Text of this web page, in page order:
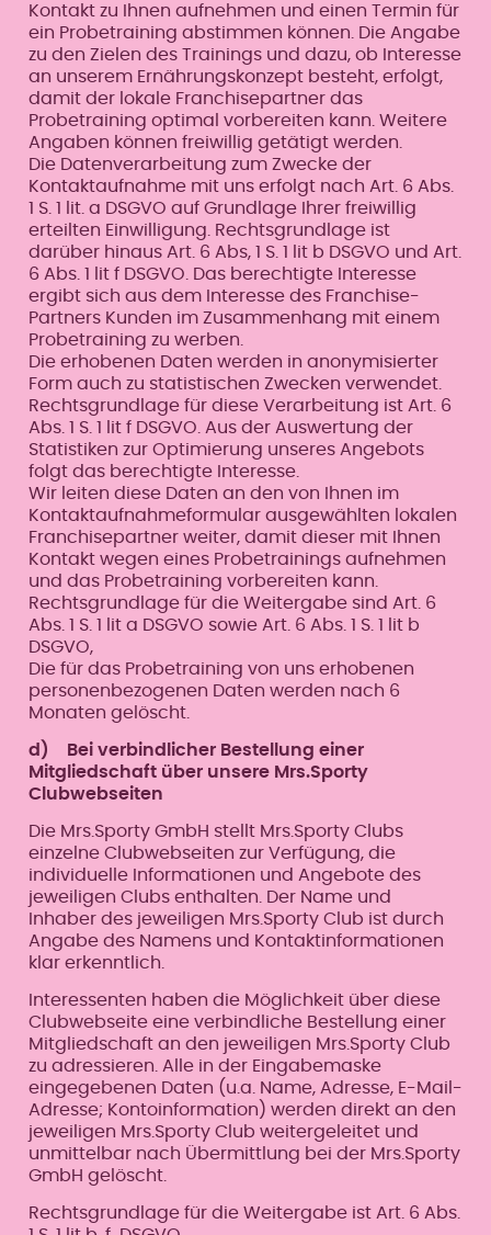
Kontakt zu Ihnen aufnehmen und einen Termin für
ein Probetraining abstimmen können. Die Angabe
zu den Zielen des Trainings und dazu, ob Interesse
an unserem Ernährungskonzept besteht, erfolgt,
damit der lokale Franchisepartner das
Probetraining optimal vorbereiten kann. Weitere
Angaben können freiwillig getätigt werden.
Die Datenverarbeitung zum Zwecke der
Kontaktaufnahme mit uns erfolgt nach Art. 6 Abs.
1 S. 1 lit. a DSGVO auf Grundlage Ihrer freiwillig
erteilten Einwilligung. Rechtsgrundlage ist
darüber hinaus Art. 6 Abs, 1 S. 1 lit b DSGVO und Art.
6 Abs. 1 lit f DSGVO. Das berechtigte Interesse
ergibt sich aus dem Interesse des Franchise-
Partners Kunden im Zusammenhang mit einem
Probetraining zu werben.
Die erhobenen Daten werden in anonymisierter
Form auch zu statistischen Zwecken verwendet.
Rechtsgrundlage für diese Verarbeitung ist Art. 6
Abs. 1 S. 1 lit f DSGVO. Aus der Auswertung der
Statistiken zur Optimierung unseres Angebots
folgt das berechtigte Interesse.
Wir leiten diese Daten an den von Ihnen im
Kontaktaufnahmeformular ausgewählten lokalen
Franchisepartner weiter, damit dieser mit Ihnen
Kontakt wegen eines Probetrainings aufnehmen
und das Probetraining vorbereiten kann.
Rechtsgrundlage für die Weitergabe sind Art. 6
Abs. 1 S. 1 lit a DSGVO sowie Art. 6 Abs. 1 S. 1 lit b
DSGVO,
Die für das Probetraining von uns erhobenen
personenbezogenen Daten werden nach 6
Monaten gelöscht.
d) Bei verbindlicher Bestellung einer
Mitgliedschaft über unsere Mrs.Sporty
Clubwebseiten
Die Mrs.Sporty GmbH stellt Mrs.Sporty Clubs
einzelne Clubwebseiten zur Verfügung, die
individuelle Informationen und Angebote des
jeweiligen Clubs enthalten. Der Name und
Inhaber des jeweiligen Mrs.Sporty Club ist durch
Angabe des Namens und Kontaktinformationen
klar erkenntlich.
Interessenten haben die Möglichkeit über diese
Clubwebseite eine verbindliche Bestellung einer
Mitgliedschaft an den jeweiligen Mrs.Sporty Club
zu adressieren. Alle in der Eingabemaske
eingegebenen Daten (u.a. Name, Adresse, E-Mail-
Adresse; Kontoinformation) werden direkt an den
jeweiligen Mrs.Sporty Club weitergeleitet und
unmittelbar nach Übermittlung bei der Mrs.Sporty
GmbH gelöscht.
Rechtsgrundlage für die Weitergabe ist Art. 6 Abs.